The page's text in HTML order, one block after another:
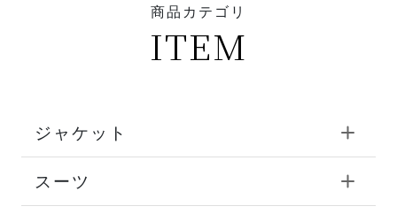
商品カテゴリ
ITEM
ジャケット
スーツ